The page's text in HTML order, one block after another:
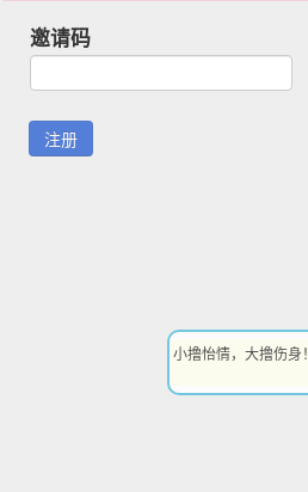
邀请码
小撸怡情，大撸伤身！